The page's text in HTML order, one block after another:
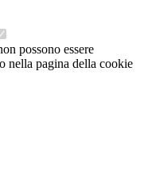
possono essere
nella pagina della cookie